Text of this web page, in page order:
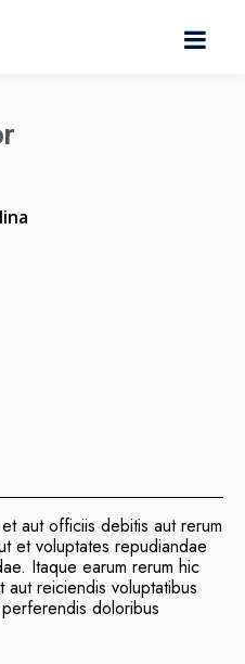
aut officiis debitis aut rerum
et voluptates repudiandae
Itaque earum rerum hic
reiciendis voluptatibus
doloribus